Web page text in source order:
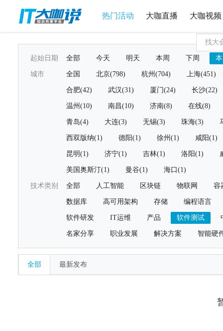
热门活动 大咖直播 大咖视频
起始日期 全部 今天 明天 本周 下周
城市 全国 北京(798) 杭州(704) 上海(451)
合肥(42) 武汉(31) 厦门(24) 长沙(22)
温州(10) 南昌(10) 济南(8) 在线(8)
青岛(4) 大连(3) 无锡(3) 珠海(3)
西双版纳(1) 德阳(1) 徐州(1) 咸阳(1)
昆明(1) 济宁(1) 吉林(1) 洛阳(1)
美国奥斯汀(1) 曼谷(1) 海口(1)
技术类别 全部 人工智能 区块链 物联网 容
数据库 高可用架构 存储 编程语言
软件研发 IT运维 产品 软件测试
名家分享 职业发展 解决方案 智能硬
全部 最新发布